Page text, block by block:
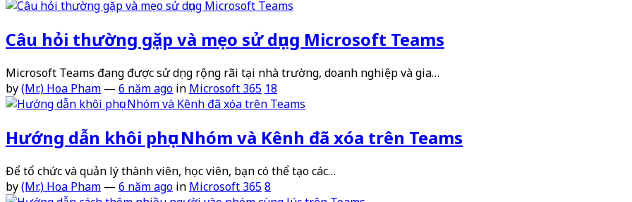
Câu hỏi thường gặp và mẹo sử dụng Microsoft Teams
Microsoft Teams đang được sử dụng rộng rãi tại nhà trường, doanh nghiệp và gia…
by(Mr.) Hoa Pham — 6 năm ago in Microsoft 365 18
Hướng dẫn khôi phục Nhóm và Kênh đã xóa trên Teams
Để tổ chức và quản lý thành viên, học viên, bạn có thể tạo các…
by(Mr.) Hoa Pham — 6 năm ago in Microsoft 3658